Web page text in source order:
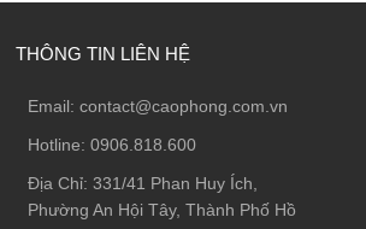
THÔNG TIN LIÊN HỆ
Email: contact@caophong.com.vn
Hotline: 0906.818.600
Địa Chỉ: 331/41 Phan Huy Ích,
Phường An Hội Tây, Thành Phố Hồ